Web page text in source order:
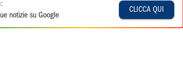
notizie su Google
CLICCA QUI